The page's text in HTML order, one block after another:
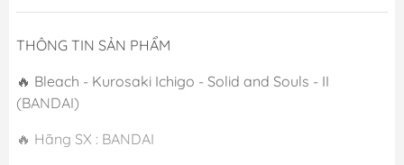
THÔNG TIN SẢN PHẨM
🔥 Bleach - Kurosaki Ichigo - Solid and Souls - II
(BANDAI)
🔥 Hãng SX : BANDAI